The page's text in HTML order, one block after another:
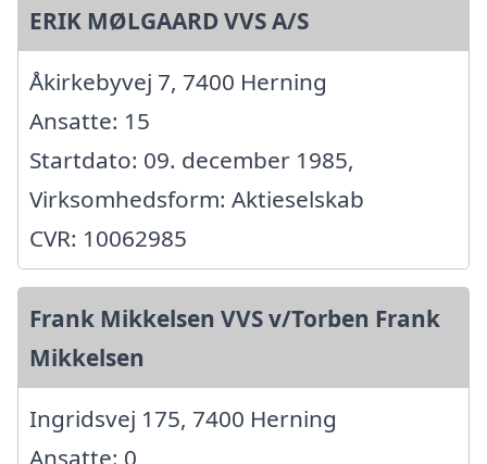
ERIK MØLGAARD VVS A/S
Åkirkebyvej 7, 7400 Herning
Ansatte: 15
Startdato: 09. december 1985,
Virksomhedsform: Aktieselskab
CVR: 10062985
Frank Mikkelsen VVS v/Torben Frank
Mikkelsen
Ingridsvej 175, 7400 Herning